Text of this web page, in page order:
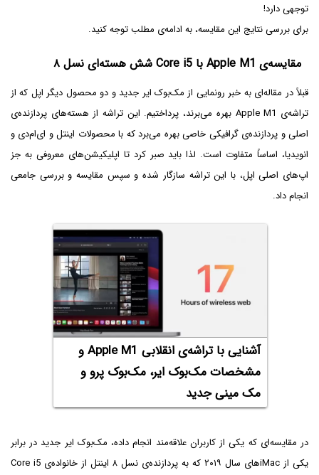
توجهی دارد!
برای بررسی نتایج این مقایسه، به ادامه‌ی مطلب توجه کنید.
مقایسه‌ی Apple M1 با Core i5 شش هسته‌ای نسل ۸
قبلاً در مقاله‌ای به خبر رونمایی از مک‌بوک ایر جدید و دو محصول دیگر اپل که از
تراشه‌ی Apple M1 بهره می‌برند، پرداختیم. این تراشه از هسته‌های پردازنده‌ی
اصلی و پردازنده‌ی گرافیکی خاصی بهره می‌برد که با محصولات اینتل و ای‌ام‌دی و
انویدیا، اساساً متفاوت است. لذا باید صبر کرد تا اپلیکیشن‌های معروفی به جز
اپ‌های اصلی اپل، با این تراشه سازگار شده و سپس مقایسه و بررسی جامعی
انجام داد.
آشنایی با تراشه‌ی انقلابی Apple M1 و
مشخصات مک‌بوک ایر، مک‌بوک پرو و
مک مینی جدید
در مقایسه‌ای که یکی از کاربران علاقه‌مند انجام داده، مک‌بوک ایر جدید در برابر
یکی از iMacهای سال ۲۰۱۹ که به پردازنده‌ی نسل ۸ اینتل از خانواده‌ی Core i5